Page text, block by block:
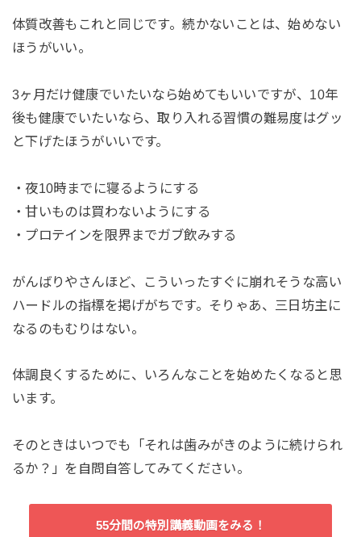
体質改善もこれと同じです。続かないことは、始めない
ほうがいい。
3ヶ月だけ健康でいたいなら始めてもいいですが、10年
後も健康でいたいなら、取り入れる習慣の難易度はグッ
と下げたほうがいいです。
・夜10時までに寝るようにする
・甘いものは買わないようにする
・プロテインを限界までガブ飲みする
がんばりやさんほど、こういったすぐに崩れそうな高い
ハードルの指標を掲げがちです。そりゃあ、三日坊主に
なるのもむりはない。
体調良くするために、いろんなことを始めたくなると思
います。
そのときはいつでも「それは歯みがきのように続けられ
るか？」を自問自答してみてください。
55分間の特別講義動画をみる！